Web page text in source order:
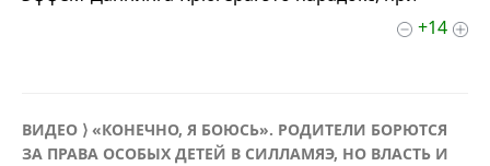
+14
ВИДЕО ⟩ «КОНЕЧНО, Я БОЮСЬ». РОДИТЕЛИ БОРЮТСЯ
ЗА ПРАВА ОСОБЫХ ДЕТЕЙ В СИЛЛАМЯЭ, НО ВЛАСТЬ И